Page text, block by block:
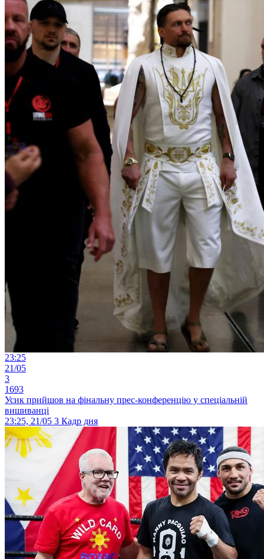
23:25
21/05
3
1693
Усик прийшов на фінальну прес-конференцію у спеціальній
вишиванці
23:25, 21/05 3 Кадр дня